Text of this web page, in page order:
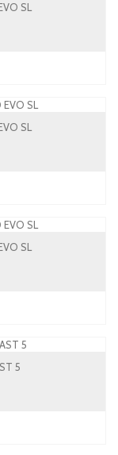
SL
SL
SL
5